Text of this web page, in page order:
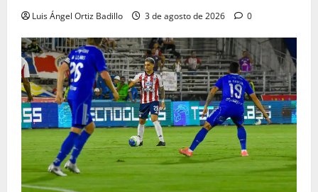
Luis Ángel Ortiz Badillo 3 de agosto de 2026 0